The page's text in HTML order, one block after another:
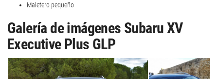
Maletero pequeño
Galería de imágenes Subaru XV
Executive Plus GLP